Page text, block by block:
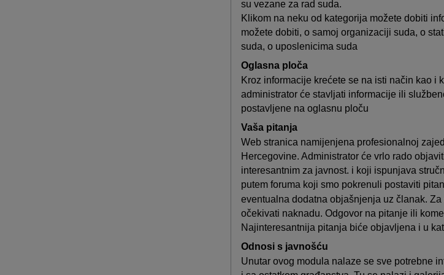
su vezane za rad suda.
Klikom na neku od kategorija možete dobiti
možete dobiti, o samoj organizaciji suda, o
suda, o uposlenicima suda
Oglasna ploča
Kroz informacije krećete se na isti način kao i
administrator će stavljati informacije ili
postavljene na oglasnu ploču
Vaša pitanja
Web stranica namijenjena profesionalnoj
Hercegovine. Administrator će vrlo rado
interesantnim za javnost. i koji ispunjava
putem foruma koji smo pokrenuli postaviti
eventualna dodatna objašnjenja uz članak.
očekivati naknadu. Odgovor na pitanje ili
Najinteresantnija pitanja biće objavljena i u
Odnosi s javnošću
Unutar ovog modula nalaze se sve potrebne